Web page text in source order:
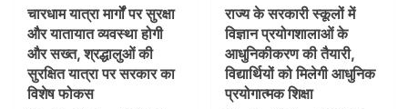
चारधाम यात्रा मार्गों पर सुरक्षा
और यातायात व्यवस्था होगी
और सख्त, श्रद्धालुओं की
सुरक्षित यात्रा पर सरकार का
विशेष फोकस
राज्य के सरकारी स्कूलों में
विज्ञान प्रयोगशालाओं के
आधुनिकीकरण की तैयारी,
विद्यार्थियों को मिलेगी आधुनिक
प्रयोगात्मक शिक्षा